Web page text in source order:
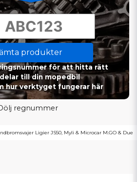
produkter
för att hitta rätt
till din mopedbil
hur verktyget fungerar här
regnummer
Ligier JS50, Myli & Microcar M.GO & Due